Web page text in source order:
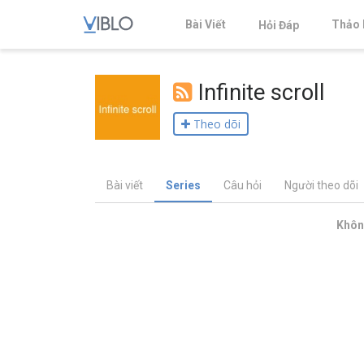
Bài Viết Hỏi Đáp Thảo
Infinite scroll
Theo dõi
Bài viết Series Câu hỏi Người theo dõi